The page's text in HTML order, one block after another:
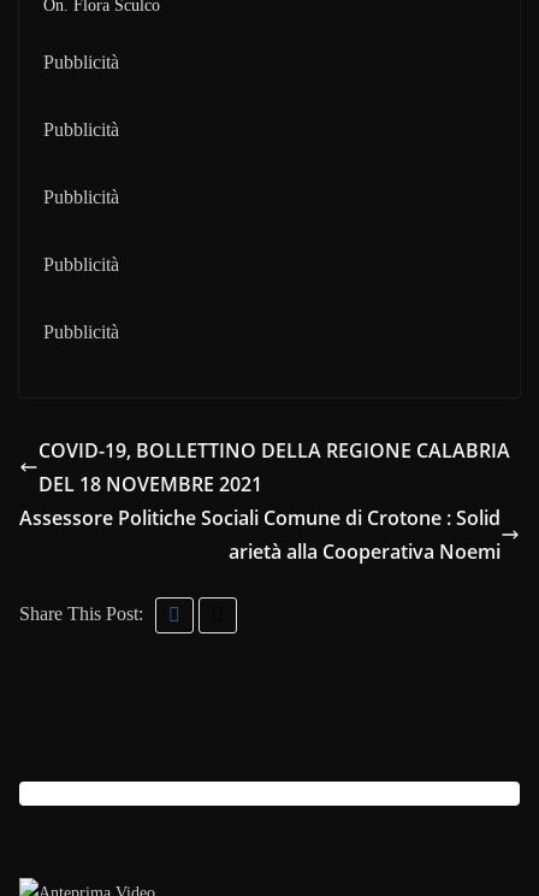
On. Flora Sculco
Pubblicità
Pubblicità
Pubblicità
Pubblicità
Pubblicità
COVID-19, BOLLETTINO DELLA REGIONE CALABRIA
DEL 18 NOVEMBRE 2021
Assessore Politiche Sociali Comune di Crotone : Solid
arietà alla Cooperativa Noemi
Share This Post: